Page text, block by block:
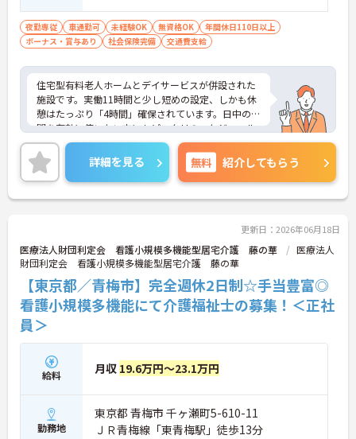
夜勤専従 車通勤可 未経験OK 無資格OK
年間休日110日以上
ボーナス・賞与あり
社会保険完備 交通費支給
住宅型有料老人ホームとデイサービスが併設された
施設です。実働11時間と少し短めの設定、しかも休
憩はたっぷり「4時間」確保されています。日中の時
間を有効に使いたい方にもピッタリのスケジュール
です。
◆「学びたい」という意欲を全力で応援する職場で
す。資格取得支援制度を利用すれば、介護職員初任
者研修や実務者研修などの費用を会社負担で取得可
能です。資格を取得するごとにしっかりと給与に反
◆施設ごとの課題を話し合う「スタッフミーティン
グ」や、利用者様へのケアを考える「ケースカンフ
ァレンス」を実施しています。新人・ベテランに関
係なく意見交換を行い、みんなで解決策を考えるフ
ラットな関係性です。また、虐待防止研修などを通
じて「良いケア・悪いケア」の線引きを明確にし、
職員全員が安心して働ける、誇りを持てる職場環境
づくりに取り組んでいます。
詳細を見る 無料 紹介してもらう
更新日：2026年06月18日
医療法人財団利定会 看護小規模多機能型居宅介護 藤の華
医療法人
財団利定会 看護小規模多機能型居宅介護 藤の華
【東京都／青梅市】完全週休2日制☆手当豊富◎
看護小規模多機能にて介護福祉士の募集！＜正社
員＞
給料 月収 19.6万円～23.1万円
勤務地
東京都 青梅市 千ヶ瀬町5-610-11
ＪＲ青梅線「東青梅駅」徒歩13分